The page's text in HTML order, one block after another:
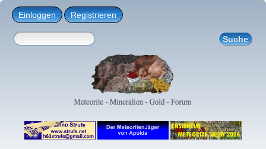
Einloggen Registrieren